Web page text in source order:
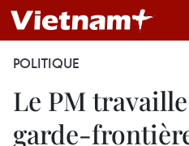
POLITIQUE
Le PM
garde-